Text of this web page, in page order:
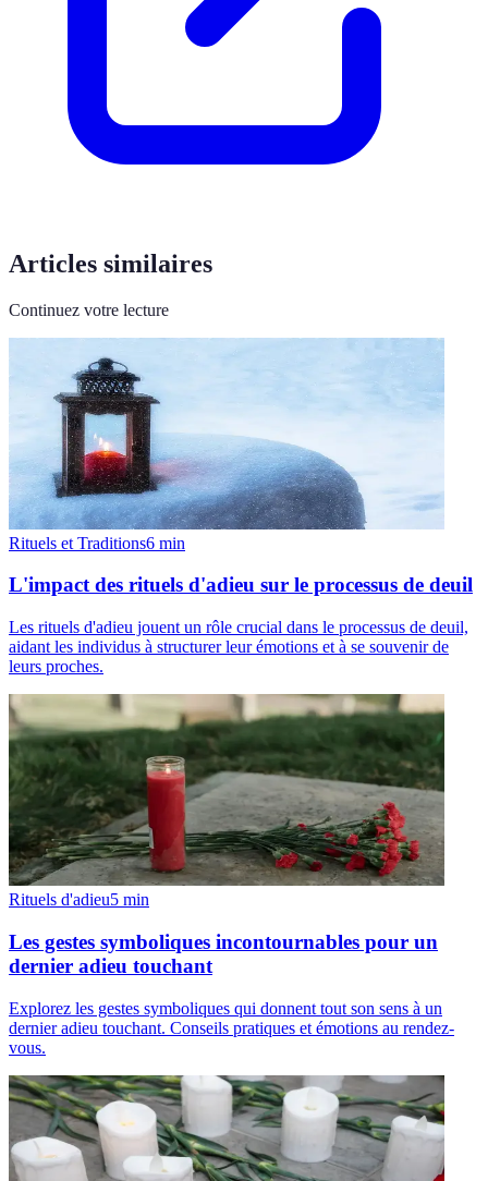
Articles similaires
Continuez votre lecture
Rituels et Traditions6 min
L'impact des rituels d'adieu sur le processus de deuil
Les rituels d'adieu jouent un rôle crucial dans le processus de deuil,
aidant les individus à structurer leur émotions et à se souvenir de
leurs proches.
Rituels d'adieu5 min
Les gestes symboliques incontournables pour un
dernier adieu touchant
Explorez les gestes symboliques qui donnent tout son sens à un
dernier adieu touchant. Conseils pratiques et émotions au rendez-
vous.